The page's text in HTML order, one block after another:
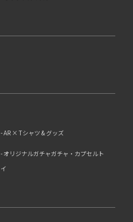
AR × Tシャツ & グッズ
オリジナルガチャガチャ・カプセルト
イ